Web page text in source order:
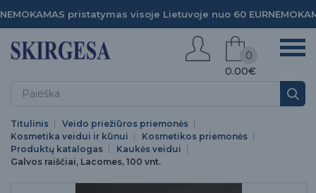
NEMOKAMAS pristatymas visoje Lietuvoje nuo 60 EUR
0.00€
0
Titulinis
Veido priežiūros priemonės
Kosmetika veidui ir kūnui
Kosmetikos priemonės
Produktų katalogas
Kaukės veidui
Galvos raiščiai, Lacomes, 100 vnt.